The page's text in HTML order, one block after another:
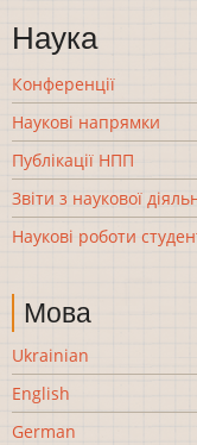
Наука
Конференції
Наукові напрямки
Публікації НПП
Звіти з наукової
Наукові роботи
Мова
Ukrainian
English
German